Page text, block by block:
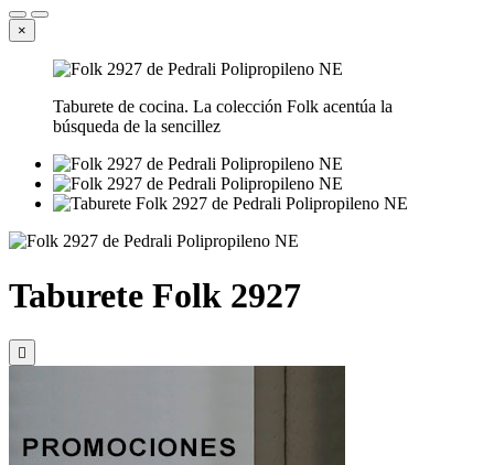
×
Taburete de cocina. La colección Folk acentúa la
búsqueda de la sencillez
Taburete Folk 2927
